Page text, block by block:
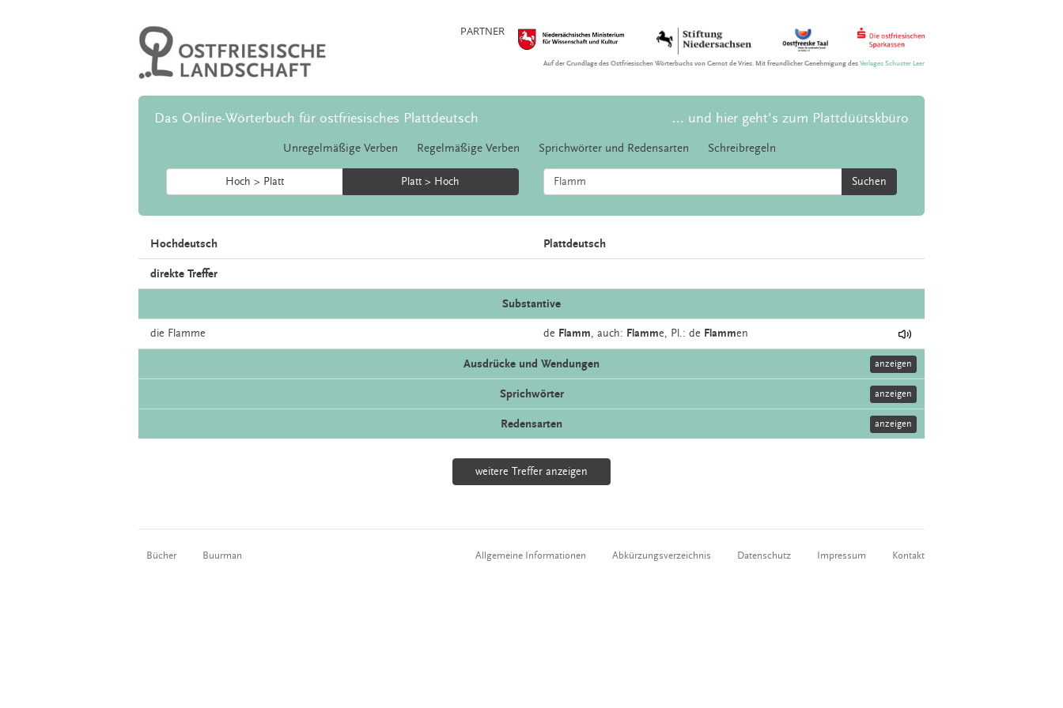
PARTNER
Auf der Grundlage des Ostfriesischen Wörterbuchs von Gernot de Vries. Mit freundlicher Genehmigung desVerlages Schuster Leer
Das Online-Wörterbuch für ostfriesisches Plattdeutsch ... und hier geht's zum Plattdüütskbüro
Unregelmäßige Verben Regelmäßige Verben Sprichwörter und Redensarten Schreibregeln
Hoch > Platt Platt > Hoch Suchen
Hochdeutsch Plattdeutsch
direkte Treffer
Substantive
die Flamme de Flamm, auch: Flamme, Pl.: de Flammen
Ausdrücke und Wendungen anzeigen
Sprichwörter anzeigen
Redensarten anzeigen
weitere Treffer anzeigen
Bücher Buurman Allgemeine Informationen Abkürzungsverzeichnis Datenschutz Impressum Kontakt